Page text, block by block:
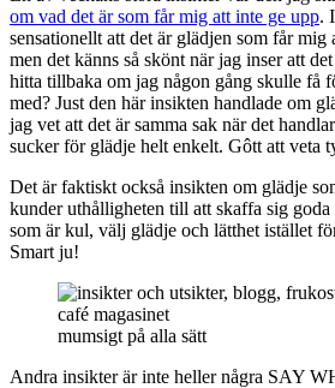
om vad det är som får mig att inte ge upp.
sensationellt att det är glädjen som får mig
men det känns så skönt när jag inser att
hitta tillbaka om jag någon gång skulle få
med? Just den här insikten handlade om
jag vet att det är samma sak när det
sucker för glädje helt enkelt. Gôtt att veta
Det är faktiskt också insikten om glädje
kunder uthålligheten till att skaffa sig goda
som är kul, välj glädje och lätthet istället
Smart ju!
mumsigt på alla sätt
Andra insikter är inte heller några SAY